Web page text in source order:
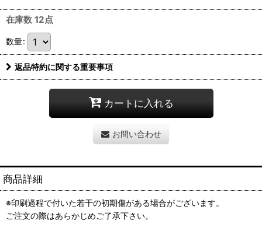
在庫数 12点
数量:
返品特約に関する重要事項
カートに入れる
お問い合わせ
商品詳細
※印刷過程で付いた若干の初期傷がある場合がございます。
ご注文の際はあらかじめご了承下さい。